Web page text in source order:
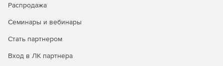
Распродажа
Семинары и вебинары
Стать партнером
Вход в ЛК партнера